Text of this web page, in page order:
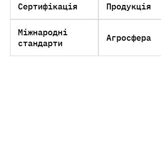
Сертифікація Продукція
Міжнародні
стандарти
Агросфера